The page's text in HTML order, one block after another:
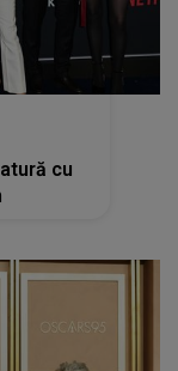
cu